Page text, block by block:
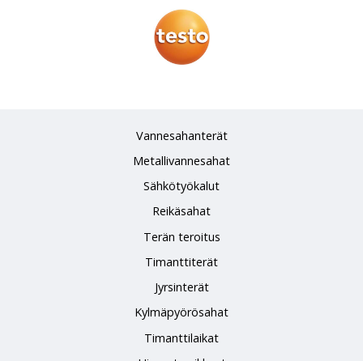
Vannesahanterät
Metallivannesahat
Sähkötyökalut
Reikäsahat
Terän teroitus
Timanttiterät
Jyrsinterät
Kylmäpyörösahat
Timanttilaikat